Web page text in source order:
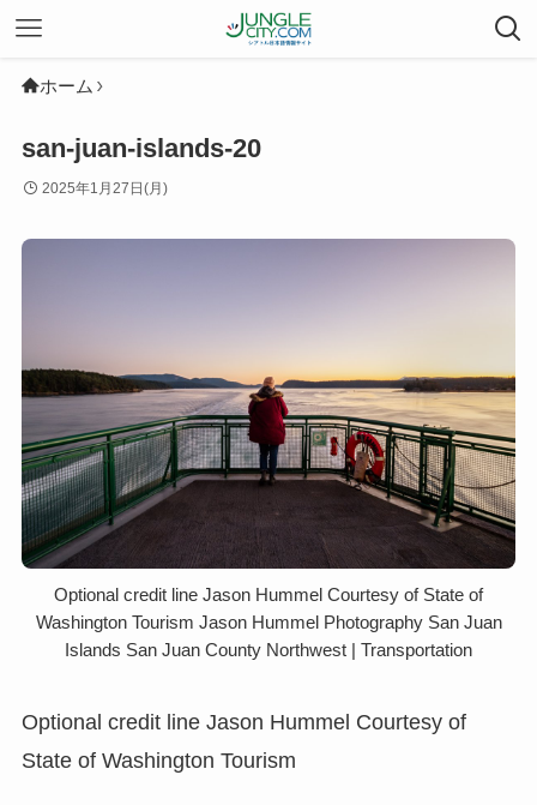
ホーム
san-juan-islands-20
2025年1月27日(月)
Optional credit line Jason Hummel Courtesy of State of
Washington Tourism Jason Hummel Photography San Juan
Islands San Juan County Northwest | Transportation
Optional credit line Jason Hummel Courtesy of
State of Washington Tourism